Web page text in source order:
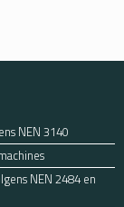
NEN 3140
NEN 2484 en